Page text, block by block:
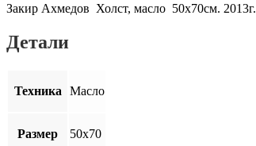
Закир Ахмедов Холст, масло 50х70см. 2013г.
Детали
Техника Масло
Размер 50х70